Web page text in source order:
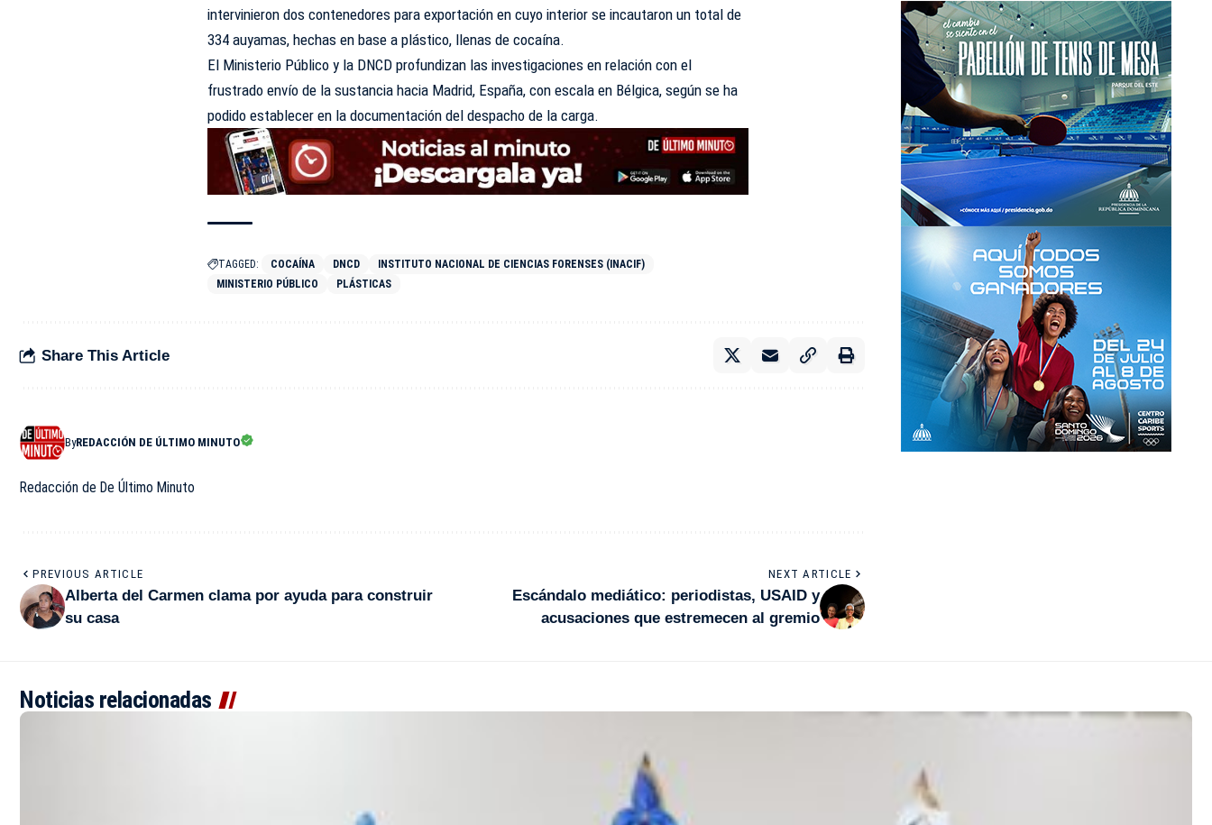
intervinieron dos contenedores para exportación en cuyo interior se incautaron un total de
334 auyamas, hechas en base a plástico, llenas de cocaína.
El Ministerio Público y la DNCD profundizan las investigaciones en relación con el
frustrado envío de la sustancia hacia Madrid, España, con escala en Bélgica, según se ha
podido establecer en la documentación del despacho de la carga.
TAGGED: COCAÍNA DNCD
INSTITUTO NACIONAL DE CIENCIAS FORENSES (INACIF)
MINISTERIO PÚBLICO
PLÁSTICAS
Share This Article
ByREDACCIÓN DE ÚLTIMO MINUTO
Redacción de De Último Minuto
PREVIOUS ARTICLE
Alberta del Carmen clama por ayuda para construir
su casa
NEXT ARTICLE
Escándalo mediático: periodistas, USAID y
acusaciones que estremecen al gremio
Noticias relacionadas